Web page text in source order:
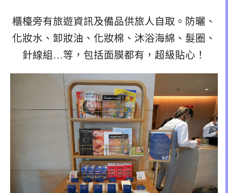
櫃檯旁有旅遊資訊及備品供旅人自取。防曬、
化妝水、卸妝油、化妝棉、沐浴海綿、髮圈、
針線組…等，包括面膜都有，超級貼心！